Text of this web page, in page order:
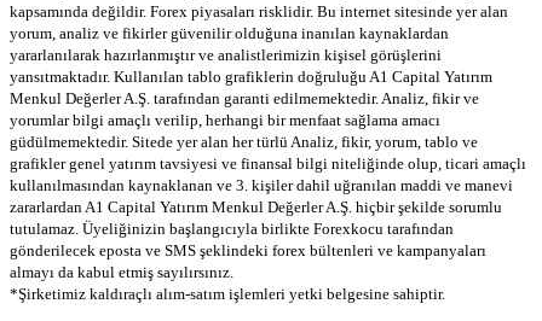
kapsamında değildir. Forex piyasaları risklidir. Bu internet sitesinde yer alan
yorum, analiz ve fikirler güvenilir olduğuna inanılan kaynaklardan
yararlanılarak hazırlanmıştır ve analistlerimizin kişisel görüşlerini
yansıtmaktadır. Kullanılan tablo grafiklerin doğruluğu A1 Capital Yatırım
Menkul Değerler A.Ş. tarafından garanti edilmemektedir. Analiz, fikir ve
yorumlar bilgi amaçlı verilip, herhangi bir menfaat sağlama amacı
güdülmemektedir. Sitede yer alan her türlü Analiz, fikir, yorum, tablo ve
grafikler genel yatırım tavsiyesi ve finansal bilgi niteliğinde olup, ticari amaçlı
kullanılmasından kaynaklanan ve 3. kişiler dahil uğranılan maddi ve manevi
zararlardan A1 Capital Yatırım Menkul Değerler A.Ş. hiçbir şekilde sorumlu
tutulamaz. Üyeliğinizin başlangıcıyla birlikte Forexkocu tarafından
gönderilecek eposta ve SMS şeklindeki forex bültenleri ve kampanyaları
almayı da kabul etmiş sayılırsınız.
*Şirketimiz kaldıraçlı alım-satım işlemleri yetki belgesine sahiptir.